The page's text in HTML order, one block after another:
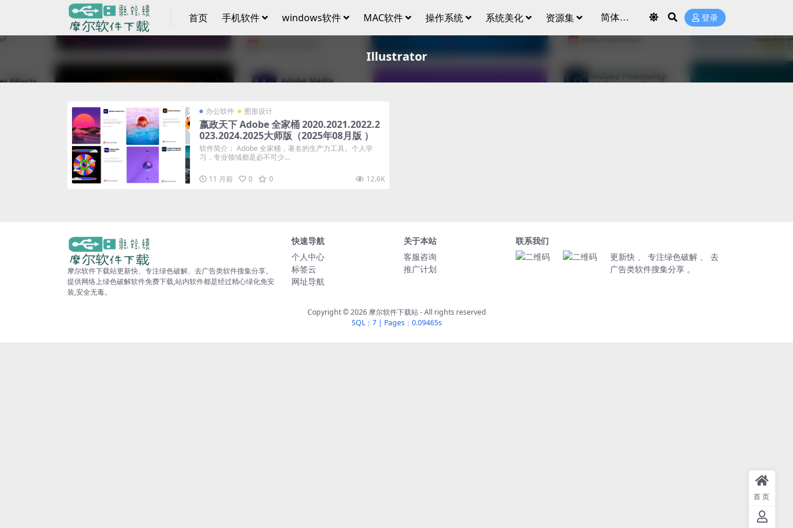
首页 手机软件 windows软件 MAC软件 操作系统 系统美化 资源集 登录
Illustrator
办公软件 图形设计
嬴政天下 Adobe 全家桶 2020.2021.2022.2
023.2024.2025大师版（2025年08月版 ）
软件简介： Adobe 全家桶，著名的生产力工具。个人学
习，专业领域都是必不可少...
11 月前 0 0 12.6K
摩尔软件下载站更新快、专注绿色破解、去广告类软件搜集分享。
提供网络上绿色破解软件免费下载,站内软件都是经过精心绿化免安
装,安全无毒。
快速导航
个人中心
标签云
网址导航
关于本站
客服咨询
推广计划
联系我们
更新快 、 专注绿色破解 、 去
广告类软件搜集分享 。
Copyright © 2026 摩尔软件下载站- All rights reserved
SQL：7| Pages：0.09465s
首页